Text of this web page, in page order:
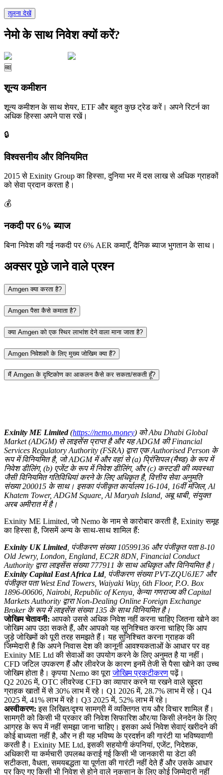
तुलना देखें
नेमो के साथ निवेश क्यों करें?
🆓
शून्य कमीशन
शून्य कमीशन के साथ शेयर, ETF और बहुत कुछ ट्रेड करें। अपने रिटर्न का
अधिक हिस्सा अपने पास रखें।
🔒
विश्वसनीय और विनियमित
2015 से Exinity Group का हिस्सा, दुनिया भर में दस लाख से अधिक ग्राहकों
को सेवा प्रदान करता है।
💰
नकदी पर 6% ब्याज
बिना निवेश की गई नकदी पर 6% AER कमाएँ, दैनिक ब्याज भुगतान के साथ।
अक्सर पूछे जाने वाले प्रश्न
Amgen क्या करता है?
Amgen पैसा कैसे कमाता है?
क्या Amgen को एक स्थिर लाभांश देने वाला माना जाता है?
Amgen निवेशकों के लिए मुख्य जोखिम क्या हैं?
मैं Amgen के दृष्टिकोण का आकलन कैसे कर सकता/सकती हूँ?
Exinity ME Limited(https://nemo.money) को Abu Dhabi Global
Market (ADGM) से लाइसेंस प्राप्त है और यह ADGM की Financial
Services Regulatory Authority (FSRA) द्वारा एक Authorised Person के
रूप में विनियमित है, जो ADGM में और वहां से (a) प्रिंसिपल (मैच्ड) के रूप में
निवेश डीलिंग, (b) एजेंट के रूप में निवेश डीलिंग, और (c) कस्टडी की व्यवस्था
जैसी विनियमित गतिविधियां करने के लिए अधिकृत है, वित्तीय सेवा अनुमति
संख्या 200015 के साथ। इसका पंजीकृत कार्यालय 16-104, 16वीं मंजिल, Al
Khatem Tower, ADGM Square, Al Maryah Island, अबू धाबी, संयुक्त
अरब अमीरात में है।
Exinity ME Limited, जो Nemo के नाम से कारोबार करती है, Exinity समूह
का हिस्सा है, जिसमें अन्य के साथ-साथ शामिल हैं:
Exinity UK Limited, पंजीकरण संख्या 10599136 और पंजीकृत पता 8-10
Old Jewry, London, England, EC2R 8DN, Financial Conduct
Authority द्वारा लाइसेंस संख्या 777911 के साथ अधिकृत और विनियमित है।
Exinity Capital East Africa Ltd, पंजीकरण संख्या PVT-ZQU6JE7 और
पंजीकृत पता West End Towers, Waiyaki Way, 6th Floor, P.O. Box
1896-00606, Nairobi, Republic of Kenya, केन्या गणराज्य की Capital
Markets Authority द्वारा Non-Dealing Online Foreign Exchange
Broker के रूप में लाइसेंस संख्या 135 के साथ विनियमित है।
जोखिम चेतावनी: आपको उससे अधिक निवेश नहीं करना चाहिए जितना खोने का
जोखिम आप उठा सकते हैं, और आपको यह सुनिश्चित करना चाहिए कि आप
जुड़े जोखिमों को पूरी तरह समझते हैं। यह सुनिश्चित करना ग्राहक की
जिम्मेदारी है कि अपने निवास देश की कानूनी आवश्यकताओं के आधार पर वह
Exinity ME Ltd की सेवाओं का उपयोग करने के लिए अनुमत है या नहीं।
CFD जटिल उपकरण हैं और लीवरेज के कारण इनमें तेजी से पैसा खोने का उच्च
जोखिम होता है। कृपया Nemo का पूराजोखिम प्रकटीकरणपढ़ें।
Q2 2026 में, OTC लीवरेज्ड CFD का व्यापार करने या रखने वाले खुदरा
ग्राहक खातों में से 30% लाभ में रहे। Q1 2026 में, 28.7% लाभ में रहे। Q4
2025 में, 41% लाभ में रहे। Q3 2025 में, 52% लाभ में रहे।
अस्वीकरण: इस लिखित/दृश्य सामग्री में व्यक्तिगत राय और विचार शामिल हैं।
सामग्री को किसी भी प्रकार की निवेश सिफारिश और/या किसी लेनदेन के लिए
आग्रह के रूप में नहीं समझा जाना चाहिए। इसका अर्थ निवेश सेवाएं खरीदने की
कोई बाध्यता नहीं है, और न ही यह भविष्य के प्रदर्शन की गारंटी या भविष्यवाणी
करती है। Exinity ME Ltd, इसकी सहयोगी कंपनियां, एजेंट, निदेशक,
अधिकारी या कर्मचारी उपलब्ध कराई गई किसी भी जानकारी या डेटा की
सटीकता, वैधता, समयबद्धता या पूर्णता की गारंटी नहीं देते हैं और उसके आधार
पर किए गए किसी भी निवेश से होने वाले नुकसान के लिए कोई जिम्मेदारी नहीं